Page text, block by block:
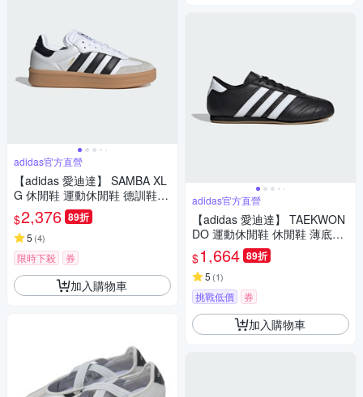
adidas官方直營
【adidas 愛迪達】 SAMBA XL
G 休閒鞋 運動休閒鞋 德訓鞋
滑板 復古 男鞋/女鞋 - Originals
IE1377
$2,376 89折
5 (4)
限時下殺 券
加入購物車
adidas官方直營
【adidas 愛迪達】 TAEKWON
DO 運動休閒鞋 休閒鞋 薄底鞋
男鞋/女鞋 - Originals JS1193
$1,664 89折
5 (1)
挑戰低價 券
加入購物車